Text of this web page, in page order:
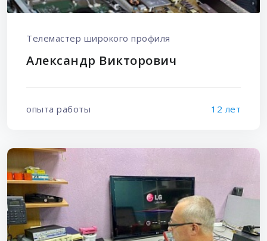
Телемастер широкого профиля
Александр Викторович
опыта работы 12 лет